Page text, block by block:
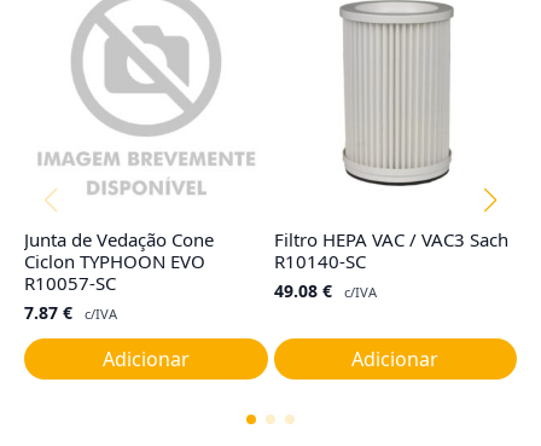
Junta de Vedação Cone
Ciclon TYPHOON EVO
R10057-SC
7.87 € c/IVA
Adicionar
Filtro HEPA VAC / VAC3 Sach
R10140-SC
49.08 € c/IVA
Adicionar